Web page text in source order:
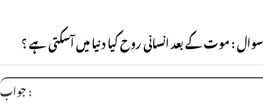
سوال : موت کے بعد انسانی روح کیا دنیا میں آسکتی ہے ؟
جواب :